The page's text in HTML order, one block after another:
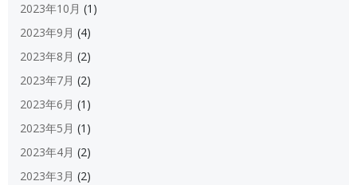
2023年10月 (1)
2023年9月 (4)
2023年8月 (2)
2023年7月 (2)
2023年6月 (1)
2023年5月 (1)
2023年4月 (2)
2023年3月 (2)